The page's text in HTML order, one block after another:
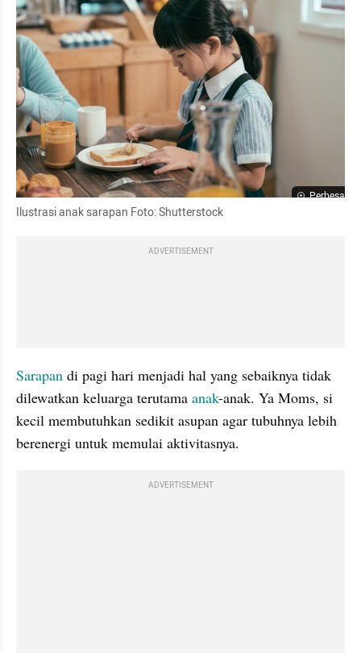
Perbesar
Ilustrasi anak sarapan Foto: Shutterstock
ADVERTISEMENT
Sarapan di pagi hari menjadi hal yang sebaiknya tidak
dilewatkan keluarga terutama anak-anak. Ya Moms, si
kecil membutuhkan sedikit asupan agar tubuhnya lebih
berenergi untuk memulai aktivitasnya.
ADVERTISEMENT